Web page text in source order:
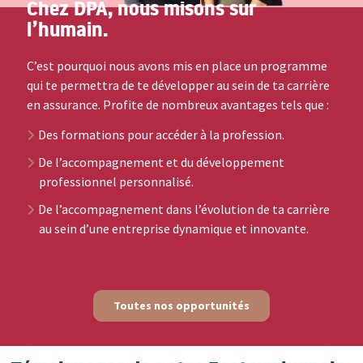
Chez DPA, nous misons sur
l’humain.
C’est pourquoi nous avons mis en place un programme
qui te permettra de te développer au sein de ta carrière
en assurance. Profite de nombreux avantages tels que :
Des formations pour accéder à la profession.
De l’accompagnement et du développement
professionnel personnalisé.
De l’accompagnement dans l’évolution de ta carrière
au sein d’une entreprise dynamique et innovante.
Toutes nos opportunités